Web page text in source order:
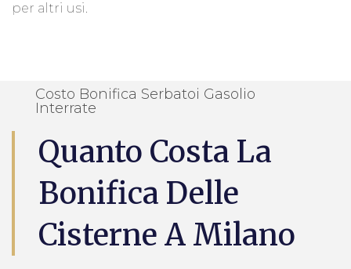
per altri usi.
Costo Bonifica Serbatoi Gasolio
Interrate
Quanto Costa La
Bonifica Delle
Cisterne A Milano